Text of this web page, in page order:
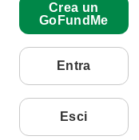
Crea un
GoFundMe
Entra
Esci